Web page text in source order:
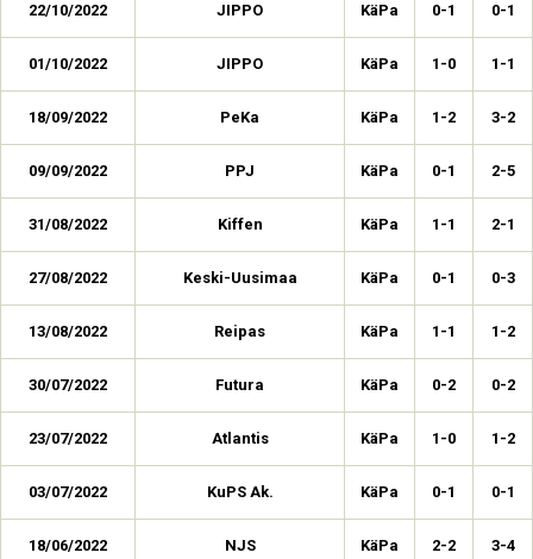
22/10/2022 JIPPO KäPa 0-1 0-1
01/10/2022 JIPPO KäPa 1-0 1-1
18/09/2022 PeKa KäPa 1-2 3-2
09/09/2022 PPJ KäPa 0-1 2-5
31/08/2022 Kiffen KäPa 1-1 2-1
27/08/2022 Keski-Uusimaa KäPa 0-1 0-3
13/08/2022 Reipas KäPa 1-1 1-2
30/07/2022 Futura KäPa 0-2 0-2
23/07/2022 Atlantis KäPa 1-0 1-2
03/07/2022 KuPS Ak. KäPa 0-1 0-1
18/06/2022 NJS KäPa 2-2 3-4